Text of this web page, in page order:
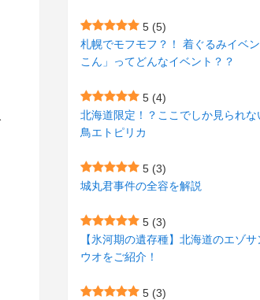
(7)
(10)
(15)
(9)
(11)
(3)
(15)
(157)
(52)
(8)
(5)
(4)
(1)
(10)
(2)
(1)
(2)
(3)
(3)
(2)
(1)
5 (5)
札幌でモフモフ？！ 着ぐるみイベ
こん」ってどんなイベント？？
5 (4)
北海道限定！？ここでしか見られな
鳥エトピリカ
5 (3)
城丸君事件の全容を解説
5 (3)
【氷河期の遺存種】北海道のエゾサ
ウオをご紹介！
5 (3)